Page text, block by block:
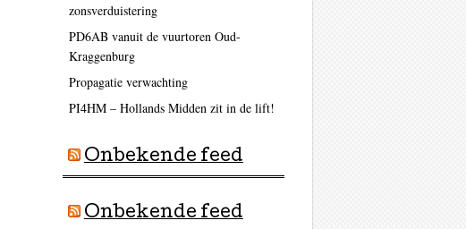
zonsverduistering
PD6AB vanuit de vuurtoren Oud-
Kraggenburg
Propagatie verwachting
PI4HM – Hollands Midden zit in de lift!
Onbekende feed
Onbekende feed